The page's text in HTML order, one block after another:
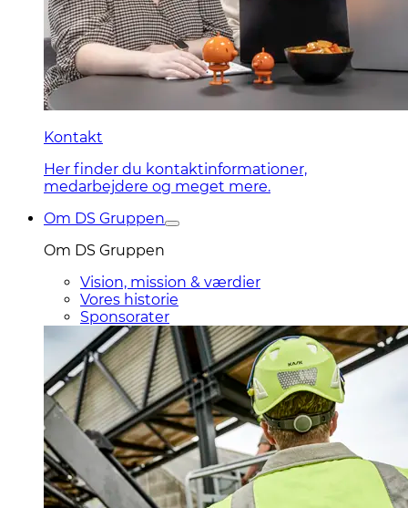
Kontakt
Her finder du kontaktinformationer,
medarbejdere og meget mere.
Om DS Gruppen
Om DS Gruppen
Vision, mission & værdier
Vores historie
Sponsorater